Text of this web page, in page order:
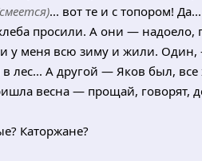
... вот те и с топором!
просили. А они — надоело,
у меня всю зиму и жили.
лес... А другой — Яков был,
весна — прощай, говорят,
Каторжане?